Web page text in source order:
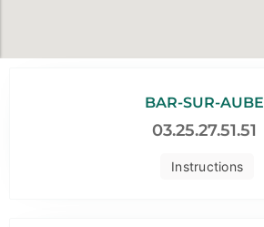
Instructions
BAR-SUR-AUBE
03.25.27.51.51